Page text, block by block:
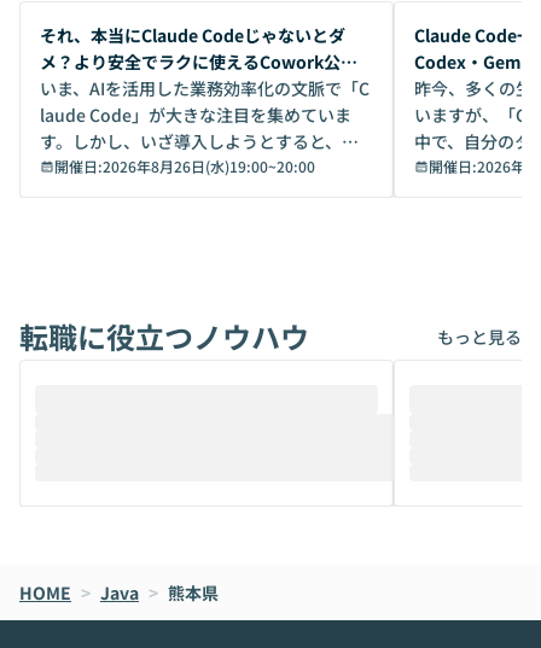
開催前
それ、本当にClaude Codeじゃないとダ
メ？より安全でラクに使えるCowork公開
デモ
いま、AIを活用した業務効率化の文脈で「C
laude Code」が大きな注目を集めていま
す。しかし、いざ導入しようとすると、セ
キュリティ面の懸念や権限管理のハードル
から、気軽に使えないケースも多いのでは
けでなく、想像以上の範囲まで自動化でき
ることは、まだあまり知られていません。
メルカリでの判断基準をもとに「なぜClau
oworkの基本的な機能をご紹介いただきま
す。 続く公開デモでは、実際にCoworkを
開催日:2026年8月26日(水)19:00~20:00
開催前
Claude Code一
Codex・
昨今、多くの生
いますが、「
中で、自分のタ
いいのか」を自
か？ 「なんとなく誰かが良いと言っていた
は、評判では
ているAIを選ぶこ
それぞれの本当
ント構築の最前
開催日:2026年8
転職に役立つノウハウ もっと見る
HOME > Java > 熊本県